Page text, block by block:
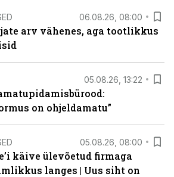
06.08.26, 08:00
arv vähenes, aga tootlikkus
05.08.26, 13:22
on ohjeldamatu”
05.08.26, 08:00
käive ülevõetud firmaga
langes | Uus siht on